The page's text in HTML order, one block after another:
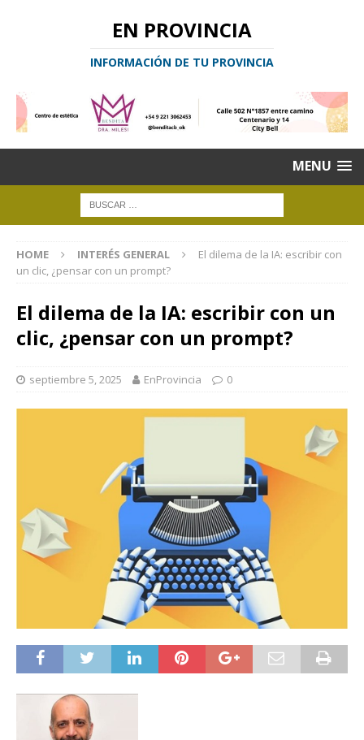
EN PROVINCIA
INFORMACIÓN DE TU PROVINCIA
MENU
HOME INTERÉS GENERAL
El dilema de la IA: escribir con
un clic, ¿pensar con un prompt?
El dilema de la IA: escribir con un
clic, ¿pensar con un prompt?
septiembre 5, 2025 EnProvincia 0